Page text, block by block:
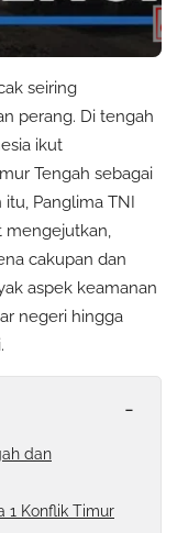
seiring
perang. Di tengah
ikut
Tengah sebagai
Panglima TNI
mengejutkan,
cakupan dan
aspek keamanan
negeri hingga
-
dan
1 Konflik Timur